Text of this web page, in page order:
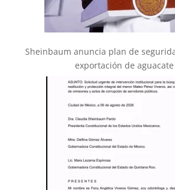
Sheinbaum anuncia plan de
exportación de aguacate